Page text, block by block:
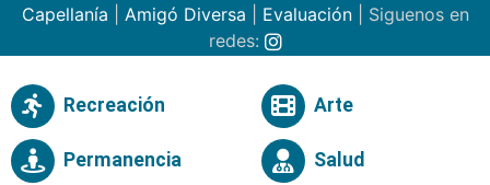
Capellanía
Amigó Diversa Evaluación| Siguenos en
redes:
Recreación Arte
Permanencia Salud